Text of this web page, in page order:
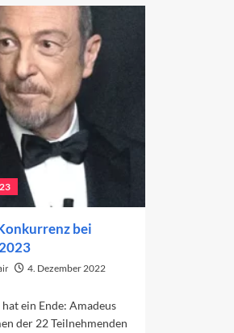
bei
4. Dezember 2022
ein Ende: Amadeus
der 22 Teilnehmenden